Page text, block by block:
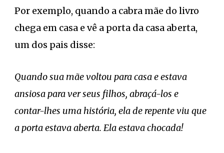
Por exemplo, quando a cabra mãe do livro
chega em casa e vê a porta da casa aberta,
um dos pais disse:
Quando sua mãe voltou para casa e estava
ansiosa para ver seus filhos, abraçá-los e
contar-lhes uma história, ela de repente viu que
a porta estava aberta. Ela estava chocada!